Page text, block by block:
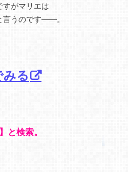
すがマリエは
言うのです――。
る
と検索。